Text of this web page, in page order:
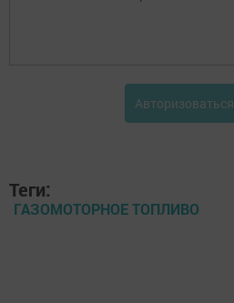
Авторизоваться
Теги:
ГАЗОМОТОРНОЕ ТОПЛИВО